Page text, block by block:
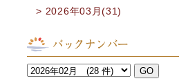
2026年03月(31)
バックナンバー